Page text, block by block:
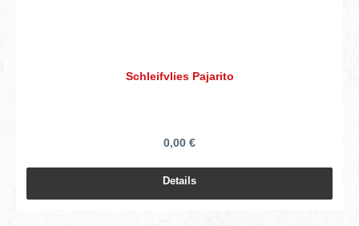
Schleifvlies Pajarito
0,00 €
Details